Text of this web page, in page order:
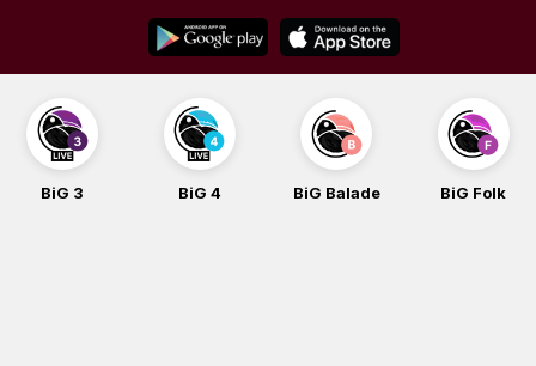
content
BiG 3 BiG 4 BiG Balade BiG Folk